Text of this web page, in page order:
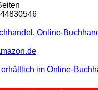
Online-
im Online-